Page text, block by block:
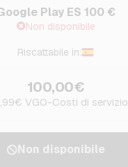
Play ES 100 €
Non disponibile
Riscattabile in:
100,00€
VGO-Costi di servizio
Non disponibile